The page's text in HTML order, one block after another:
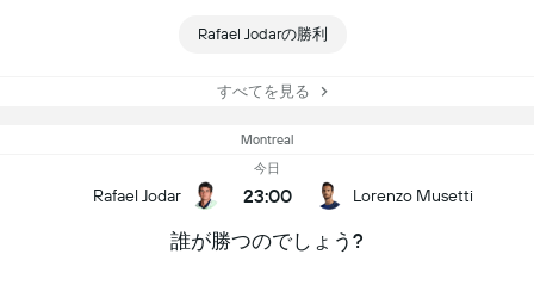
Rafael Jodarの勝利
すべてを見る
Montreal
Rafael Jodar
今日
23:00 Lorenzo Musetti
誰が勝つのでしょう?